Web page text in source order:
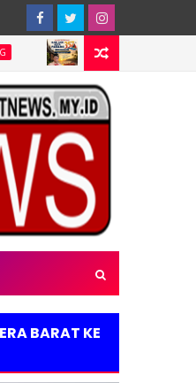
PADANG
BARAT KE